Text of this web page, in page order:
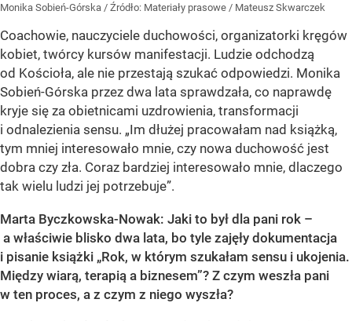
Monika Sobień-Górska / Źródło: Materiały prasowe / Mateusz Skwarczek
Coachowie, nauczyciele duchowości, organizatorki kręgów
kobiet, twórcy kursów manifestacji. Ludzie odchodzą
od Kościoła, ale nie przestają szukać odpowiedzi. Monika
Sobień-Górska przez dwa lata sprawdzała, co naprawdę
kryje się za obietnicami uzdrowienia, transformacji
i odnalezienia sensu. „Im dłużej pracowałam nad książką,
tym mniej interesowało mnie, czy nowa duchowość jest
dobra czy zła. Coraz bardziej interesowało mnie, dlaczego
tak wielu ludzi jej potrzebuje”.
Marta Byczkowska-Nowak: Jaki to był dla pani rok –
a właściwie blisko dwa lata, bo tyle zajęły dokumentacja
i pisanie książki „Rok, w którym szukałam sensu i ukojenia.
Między wiarą, terapią a biznesem”? Z czym weszła pani
w ten proces, a z czym z niego wyszła?